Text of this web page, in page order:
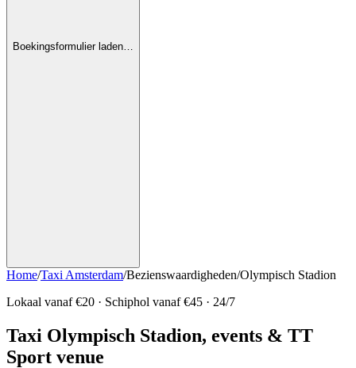
Boekingsformulier laden…
Home/Taxi Amsterdam/Bezienswaardigheden/Olympisch Stadion
Lokaal vanaf €20 · Schiphol vanaf €45 · 24/7
Taxi Olympisch Stadion, events & TT
Sport venue